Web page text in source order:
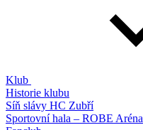
Klub
Historie klubu
Síň slávy HC Zubří
Sportovní hala – ROBE Aréna